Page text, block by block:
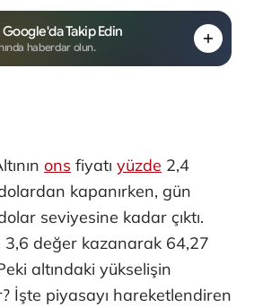
Takip Edin
haberdar olun.
ons fiyatı yüzde 2,4
kapanırken, gün
seviyesine kadar çıktı.
3,6 değer kazanarak 64,27
altındaki yükselişin
İşte piyasayı hareketlendiren